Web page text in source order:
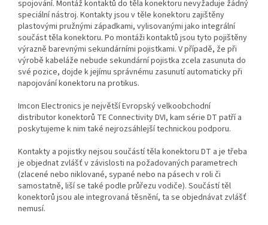
spojování. Montáž kontaktů do těla konektoru nevyžaduje žádný
speciální nástroj. Kontakty jsou v těle konektoru zajištěny
plastovými pružnými západkami, vylisovanými jako integrální
součást těla konektoru. Po montáži kontaktů jsou tyto pojištěny
výrazně barevnými sekundárními pojistkami. V případě, že při
výrobě kabeláže nebude sekundární pojistka zcela zasunuta do
své pozice, dojde k jejímu správnému zasunutí automaticky při
napojování konektoru na protikus.
Imcon Electronics je největší Evropský velkoobchodní
distributor konektorů TE Connectivity DVI, kam série DT patří a
poskytujeme k nim také nejrozsáhlejší technickou podporu.
Kontakty a pojistky nejsou součástí těla konektoru DT a je třeba
je objednat zvlášť v závislosti na požadovaných parametrech
(zlacené nebo niklované, sypané nebo na pásech v roli či
samostatně, liší se také podle průřezu vodiče). Součástí těl
konektorů jsou ale integrovaná těsnění, ta se objednávat zvlášť
nemusí.